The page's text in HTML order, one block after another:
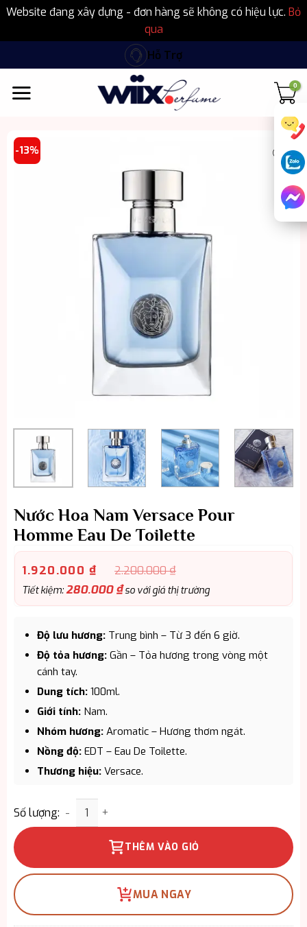
Website đang xây dựng - đơn hàng sẽ không có hiệu lực. Bỏ
qua
qua
nội
dung
Hỗ Trợ
-13%
Nước Hoa Nam Versace Pour
Homme Eau De Toilette
1.920.000 ₫ 2.200.000₫
Tiết kiệm:280.000₫so với giá thị trường
Độ lưu hương: Trung bình – Từ 3 đến 6 giờ.
Độ tỏa hương: Gần – Tỏa hương trong vòng một
cánh tay.
Dung tích: 100ml.
Giới tính: Nam.
Nhóm hương: Aromatic – Hương thơm ngát.
Nồng độ: EDT – Eau De Toilette.
Thương hiệu: Versace.
Phong cách:
Nam tính, tươi mát.
Số lượng: Nước Hoa Nam Versace Pour Homme Eau De
THÊM VÀO GIỎ
MUA NGAY